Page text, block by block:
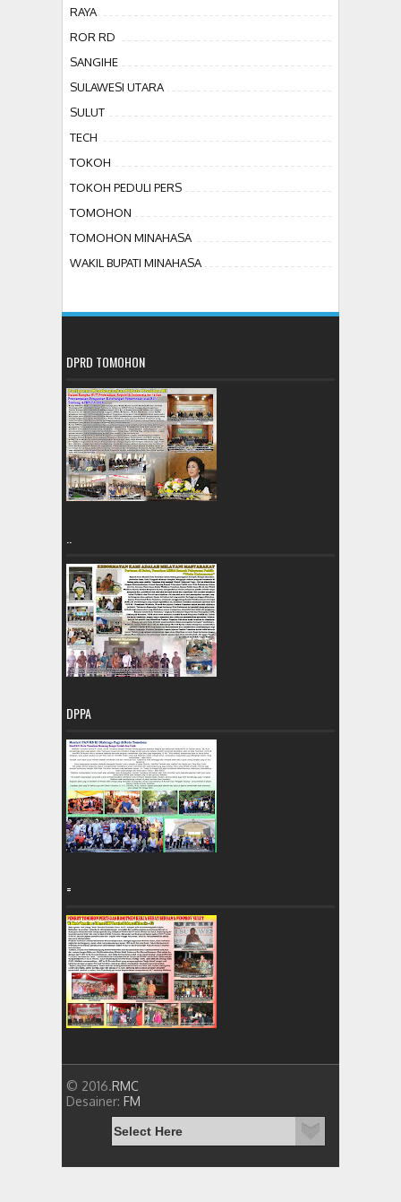
RAYA
ROR RD
SANGIHE
SULAWESI UTARA
SULUT
TECH
TOKOH
TOKOH PEDULI PERS
TOMOHON
TOMOHON MINAHASA
WAKIL BUPATI MINAHASA
DPRD TOMOHON
DPPA
=
© 2016.RMC
Desainer: FM